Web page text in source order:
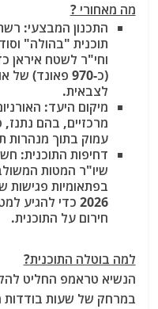
מה מאחורי ?
התכנון המבצעי:
תוכנית "בהולה"
(כ-970 פאונד)
לצבאית.
מיקום היעד:
מרכזיים, בהם נתנז,
עמוק בתוך מנהרות
דחיפות התוכנית:
שיו"ר המטות
בפתאומיות פגישות
2026 כדי
חירום על התוכנית.
למה בוטלה התוכנית?
הנשיא טראמפ החליט
במרחק של שעות בודדות